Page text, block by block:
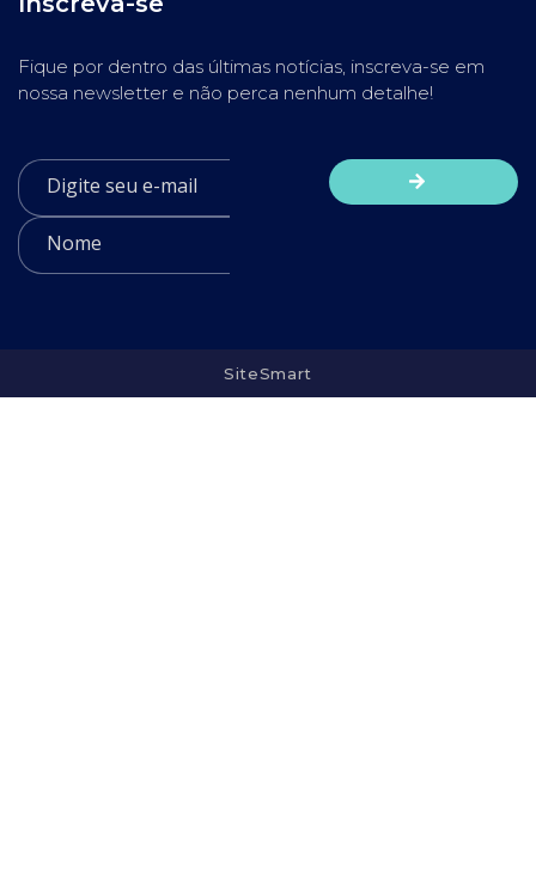
Fique por dentro das últimas notícias, inscreva-se em
nossa newsletter e não perca nenhum detalhe!
SiteSmart